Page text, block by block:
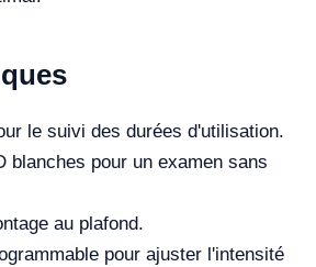
le suivi des durées d'utilisation.
blanches pour un examen sans
au plafond.
pour ajuster l'intensité